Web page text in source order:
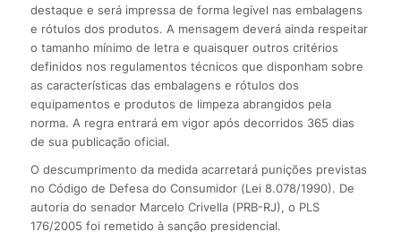
destaque e será impressa de forma legível nas embalagens
e rótulos dos produtos. A mensagem deverá ainda respeitar
o tamanho mínimo de letra e quaisquer outros critérios
definidos nos regulamentos técnicos que disponham sobre
as características das embalagens e rótulos dos
equipamentos e produtos de limpeza abrangidos pela
norma. A regra entrará em vigor após decorridos 365 dias
de sua publicação oficial.
O descumprimento da medida acarretará punições previstas
no Código de Defesa do Consumidor (Lei 8.078/1990). De
autoria do senador Marcelo Crivella (PRB-RJ), o PLS
176/2005 foi remetido à sanção presidencial.